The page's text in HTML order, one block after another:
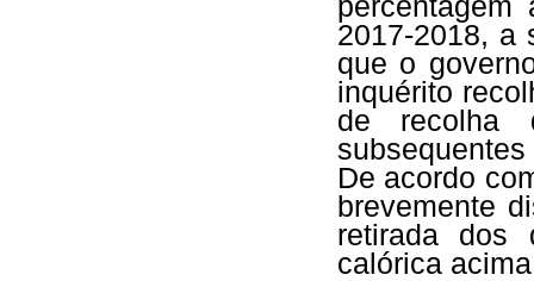
2017-2018, a
que o
inquérito
de recolha
De acordo
brevemente
retirada dos
calórica